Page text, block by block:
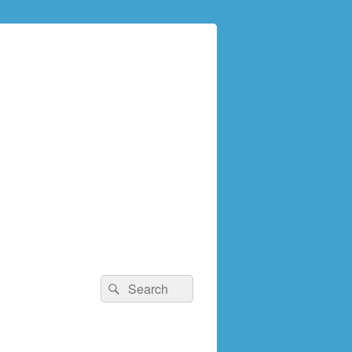
検
索:
検
索